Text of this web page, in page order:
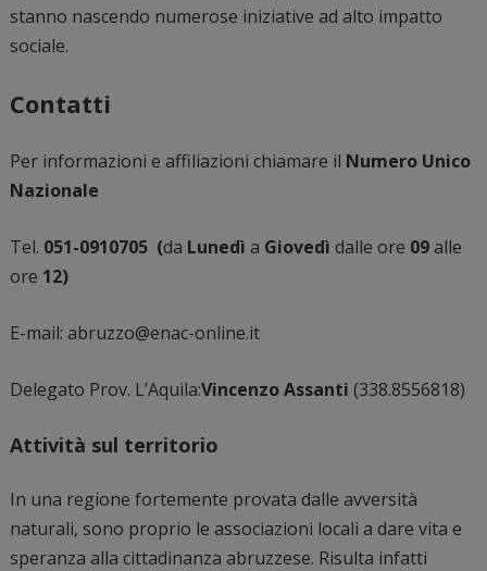
stanno nascendo numerose iniziative ad alto impatto
sociale.
Contatti
Per informazioni e affiliazioni chiamare il Numero Unico
Nazionale
Tel. 051-0910705 (da Lunedì a Giovedì dalle ore 09alle
ore 12)
E-mail: abruzzo@enac-online.it
Delegato Prov. L’Aquila:Vincenzo Assanti (338.8556818)
Attività sul territorio
In una regione fortemente provata dalle avversità
naturali, sono proprio le associazioni locali a dare vita e
speranza alla cittadinanza abruzzese. Risulta infatti